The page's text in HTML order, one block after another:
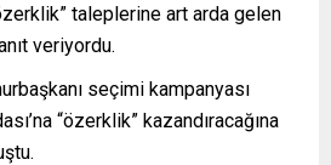
taleplerine art arda gelen
veriyordu.
seçimi kampanyası
“özerklik” kazandıracağına